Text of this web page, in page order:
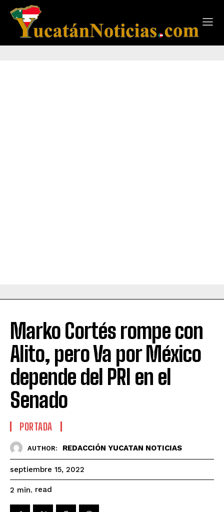
Marko Cortés rompe con
Alito, pero Va por México
depende del PRI en el
Senado
PORTADA
AUTHOR: REDACCIÓN YUCATAN NOTICIAS
septiembre 15, 2022
2 min. read